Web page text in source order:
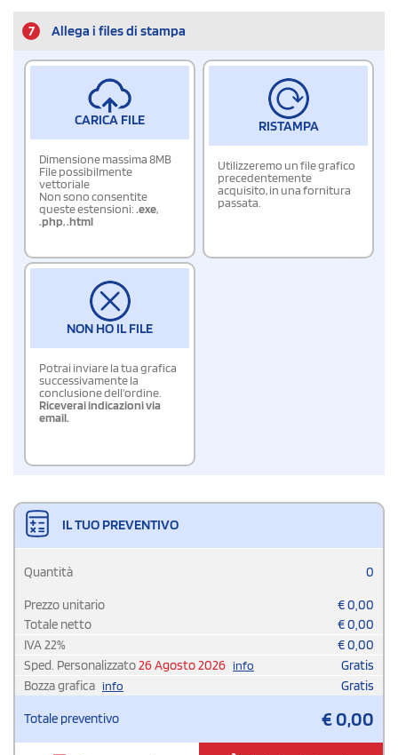
7 Allega i files di stampa
CARICA FILE
Dimensione massima 8MB
File possibilmente
vettoriale
Non sono consentite
queste estensioni:.exe,
.php,.html
RISTAMPA
Utilizzeremo un file grafico
precedentemente
acquisito, in una fornitura
passata.
NON HO IL FILE
Potrai inviare la tua grafica
successivamente la
conclusione dell'ordine.
Riceverai indicazioni via
email.
IL TUO PREVENTIVO
Quantità 0
Prezzo unitario €0,00
Totale netto
€0,00
IVA22% €0,00
Sped. Personalizzato26 Agosto 2026 info
Gratis
Bozza grafica info Gratis
Totale preventivo €0,00